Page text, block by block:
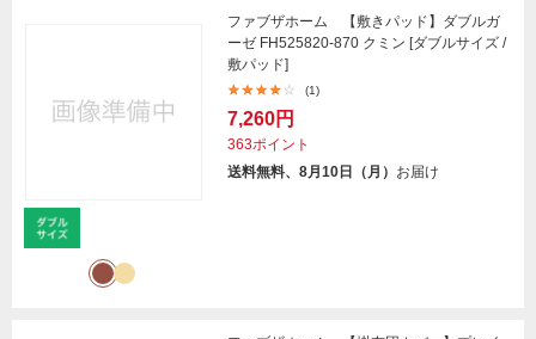
ファブザホーム 【敷きパッド】ダブルガ
ーゼ FH525820-870 クミン [ダブルサイズ /
敷パッド]
(1)
7,260円
363ポイント
送料無料、8月10日（月） お届け